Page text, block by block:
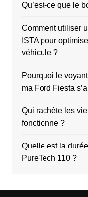
Qu’est-ce que le
Comment utiliser
ISTA pour
véhicule ?
Pourquoi le
ma Ford Fiesta
Qui rachète les
fonctionne ?
Quelle est la
PureTech 110 ?